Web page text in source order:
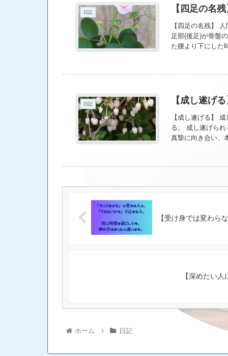
だって。
日記 【四足の名
【四足の名残】
足部(後足)が骨盤
た腰より下にした
手の甲は身体の背
弛緩させてしま
スタジオのバラ“
日記 【成し遂げ
【成し遂げる】
る。 成し遂げら
真摯に向き合い、
【受け身では変わら
【深めたい
ホーム 日記